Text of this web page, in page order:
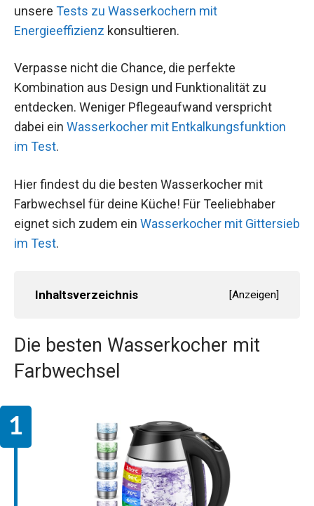
unsere Tests zu Wasserkochern mit
Energieeffizienz konsultieren.
Verpasse nicht die Chance, die perfekte
Kombination aus Design und Funktionalität zu
entdecken. Weniger Pflegeaufwand verspricht
dabei ein Wasserkocher mit Entkalkungsfunktion
im Test.
Hier findest du die besten Wasserkocher mit
Farbwechsel für deine Küche! Für Teeliebhaber
eignet sich zudem ein Wasserkocher mit Gittersieb
im Test.
Inhaltsverzeichnis [Anzeigen]
Die besten Wasserkocher mit
Farbwechsel